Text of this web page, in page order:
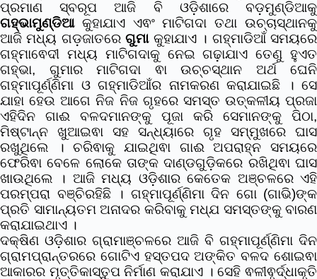
ପ୍ରମାଣ ସ୍ବରୂପ ଆଜି ବି ଓଡ଼ିଶାରେ ବଡ଼ମୁଣ୍ଡିଆକୁ
ଗହ୍ଭାମୁଣ୍ଡିଆକୁହାଯାଏ ଏଵଂ ମାଟିଗଦା ତଥା ଉଚ୍ଚାସ୍ଥାନକୁ
ଆଜି ମଧ୍ୟ ଗଡ଼ଜାତରେଗୁମାକୁହାଯାଏ ।‌ ଗହ୍ମାଡିଆଁ ସମୟରେ
ଗହ୍ମାଵେଦୀ ମଧ୍ୟ ମାଟିଗଦାକୁ ନେଇ ଗଢ଼ାଯାଏ ତେଣୁ ହୁଏତ
ଗହ୍ଭା, ଗୁମାର ମାଟିଗଦା ଵା ଉଚ୍ଚସ୍ଥାନ ଅର୍ଥ ଘେନି
ଗହ୍ମାପୂର୍ଣ୍ଣିମା ଓ ଗହ୍ମାଡିଆଁର ନାମକରଣ କରାଯାଇଛି ।‌ ସେ
ଯାହା ହେଉ ଆଗେ ନିଜ ନିଜ ଗୃହରେ ସମସ୍ତ ଉତ୍କଳୀୟ ପ୍ରଜା
ଏହିଦିନ ଗାଈ ବଳଦମାନଙ୍କୁ ପୂଜା କରି ସେମାନଙ୍କୁ ପିଠା,
ମିଷ୍ଟାନ୍ନ ଖୁଆଇଵା ସହ ସନ୍ଧ୍ୟାରେ ଗୃହ ସମ୍ମୁଖରେ ଘାସ
ରଖୁଥିଲେ । ଚରିଵାକୁ ଯାଇଥିଵା ଗାଈ ଅପରାହ୍ନ ସମୟରେ
ଫେରିଵା ବେଳେ ଲୋକେ ତାଙ୍କ ଦାଣ୍ଡଗୁଡି଼କରେ ରଖିଥିଵା ଘାସ
ଖାଉଥିଲେ । ଆଜି ମଧ୍ୟ ଓଡି଼ଶାର କେତେକ ଅଞ୍ଚଳରେ ଏହି
ପରମ୍ପରା ବଞ୍ଚିରହିଛି । ଗହ୍ମାପୂର୍ଣ୍ଣିମା ଦିନ ଗୋ (ଗାଭି)ଙ୍କ
ପ୍ରତି ସାମାନ୍ୟତମ ଅନାଦର କରିବାକୁ ମଧ୍ଯ ସମସ୍ତଙ୍କୁ ବାରଣ
କରାଯାଇଥାଏ ।
ଦକ୍ଷିଣ ଓଡ଼ିଶାର ଗ୍ରାମାଞ୍ଚଳରେ ଆଜି ବି ଗହ୍ମାପୂର୍ଣ୍ଣିମା ଦିନ
ଗ୍ରାମପ୍ରାନ୍ତରରେ ଗୋଟିଏ ହସ୍ତପଦ ଅଙ୍କିତ ବଳଦ ଶୋଇଵା
ଆକାରର ମୃତ୍ତିକାସ୍ତୁପ ନିର୍ମାଣ କରାଯାଏ । ସେହି ଵଳୀଵୃର୍ଦ୍ଧାକୃତି